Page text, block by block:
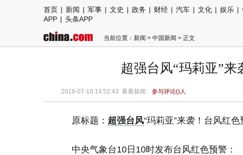
首页 | 新闻 | 军事 | 文史 | 政务 | 财经 | 汽车 | 文化 | 娱乐 |
APP | 头条APP
当前位置： 新闻 > 中国新闻 > 正文
超强台风“玛莉亚”
2018-07-10 14:52:43 看看新闻 参与评论()人
原标题： 超强台风“玛莉亚”来袭！台风红
中央气象台10日10时发布台风红色预警：